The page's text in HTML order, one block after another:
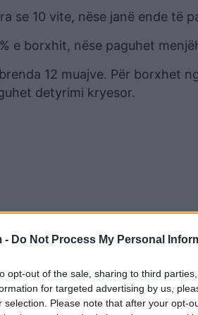
- Do Not Process My Personal
opt-out of the sale, sharing to third
for targeted advertising by us,
selection. Please note that after your opt-
se 10 vite, nëse janë ende të
e borxhit, nëse paguhet
12 muajve. Për borxhet
detyrimi kryesor.
do të ofrohet mundësia për